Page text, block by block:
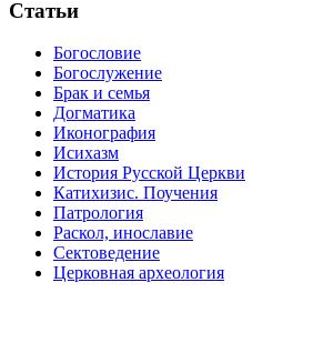
Статьи
Богословие
Богослужение
Брак и семья
Догматика
Иконография
Исихазм
История Русской Церкви
Катихизис. Поучения
Патрология
Раскол, инославие
Сектоведение
Церковная археология